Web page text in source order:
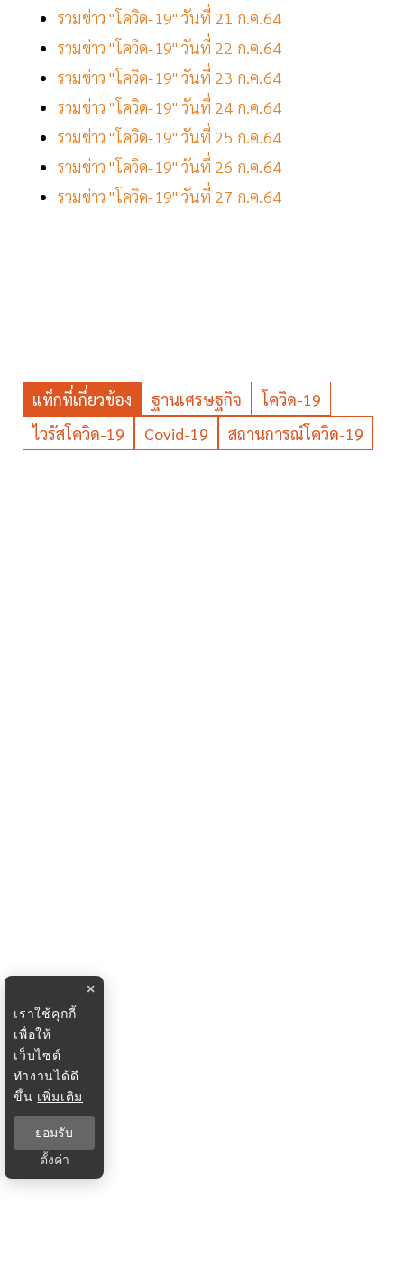
รวมข่าว "โควิด-19" วันที่ 21 ก.ค.64
รวมข่าว "โควิด-19" วันที่ 22 ก.ค.64
รวมข่าว "โควิด-19" วันที่ 23 ก.ค.64
รวมข่าว "โควิด-19" วันที่ 24 ก.ค.64
รวมข่าว "โควิด-19" วันที่ 25 ก.ค.64
รวมข่าว "โควิด-19" วันที่ 26 ก.ค.64
รวมข่าว "โควิด-19" วันที่ 27 ก.ค.64
แท็กที่เกี่ยวข้อง ฐานเศรษฐกิจ
โควิด-19
ไวรัสโควิด-19
Covid-19 สถานการณ์โควิด-19
×
เราใช้คุกกี้
เพื่อให้
เว็บไซต์
ทำงานได้ดี
ขึ้น เพิ่มเติม
ยอมรับ
ตั้งค่า